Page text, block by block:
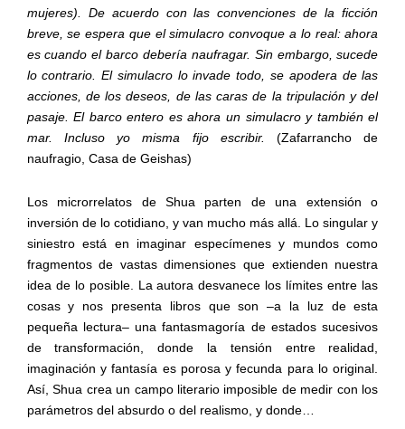
mujeres). De acuerdo con las convenciones de la ficción
breve, se espera que el simulacro convoque a lo real: ahora
es cuando el barco debería naufragar. Sin embargo, sucede
lo contrario. El simulacro lo invade todo, se apodera de las
acciones, de los deseos, de las caras de la tripulación y del
pasaje. El barco entero es ahora un simulacro y también el
mar. Incluso yo misma fijo escribir.
(Zafarrancho de
naufragio, Casa de Geishas)
Los microrrelatos de Shua parten de una extensión o
inversión de lo cotidiano, y van mucho más allá. Lo singular y
siniestro está en imaginar especímenes y mundos como
fragmentos de vastas dimensiones que extienden nuestra
idea de lo posible. La autora desvanece los límites entre las
cosas y nos presenta libros que son –a la luz de esta
pequeña lectura– una fantasmagoría de estados sucesivos
de transformación, donde la tensión entre realidad,
imaginación y fantasía es porosa y fecunda para lo original.
Así, Shua crea un campo literario imposible de medir con los
parámetros del absurdo o del realismo, y donde…